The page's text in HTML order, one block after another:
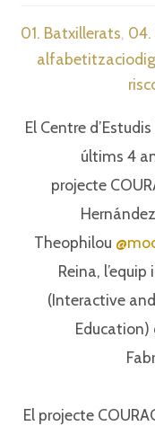
01. Batxillerats 04.
El Centre
últims 4
projecte
Theophilou
Reina,
(Interactive
Education)
El projecte